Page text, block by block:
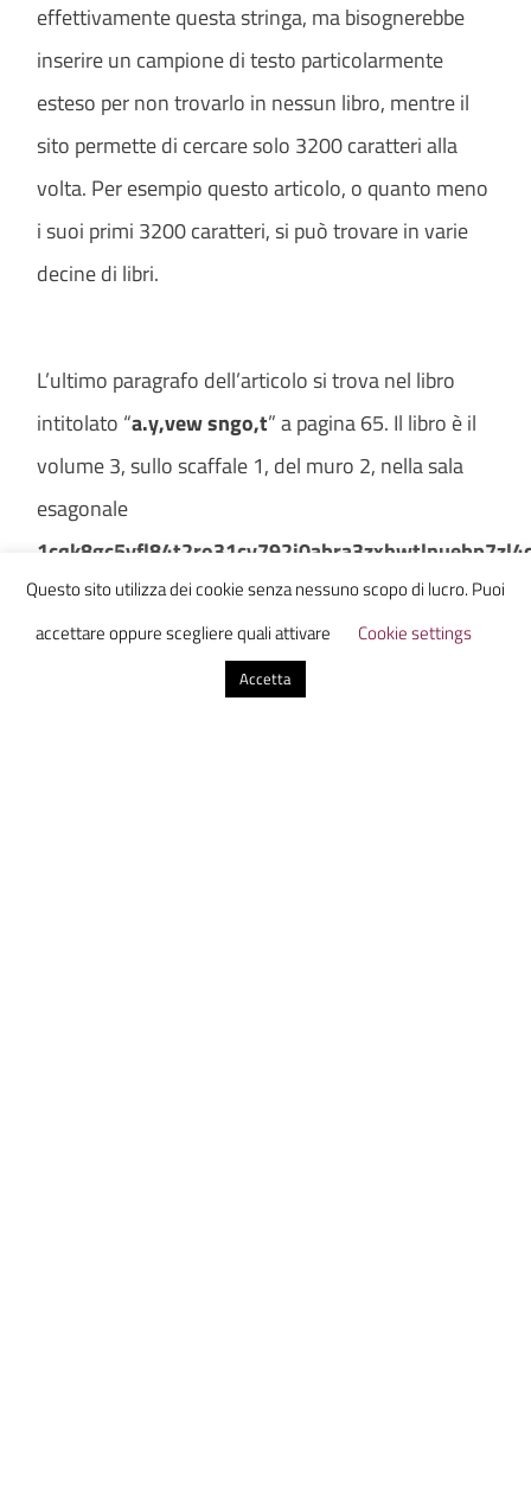
effettivamente questa stringa, ma bisognerebbe
inserire un campione di testo particolarmente
esteso per non trovarlo in nessun libro, mentre il
sito permette di cercare solo 3200 caratteri alla
volta. Per esempio questo articolo, o quanto meno
i suoi primi 3200 caratteri, si può trovare in varie
decine di libri.
L’ultimo paragrafo dell’articolo si trova nel libro
intitolato “a.y,vew sngo,t” a pagina 65. Il libro è il
volume 3, sullo scaffale 1, del muro 2, nella sala
esagonale
accenti sono indicati come due virgole consecutive
dopo la lettera ( è → e,, ), e le virgolette sono
Questo sito utilizza dei cookie senza nessuno scopo di lucro. Puoi
accettare oppure scegliere quali attivare
Cookie settings
Accetta